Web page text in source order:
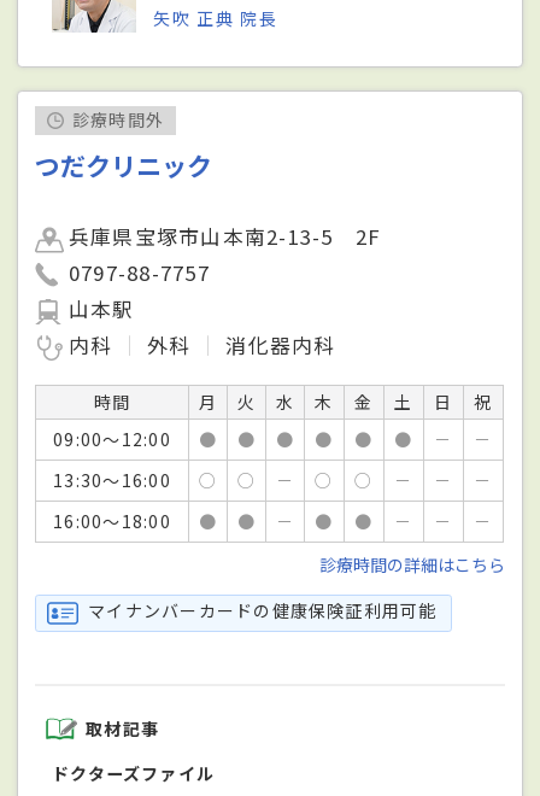
矢吹 正典 院長
診療時間外
つだクリニック
兵庫県宝塚市山本南2-13-5 2F
0797-88-7757
山本駅
内科
外科 消化器内科
時間 月 火 水 木 金 土 日
祝
09:00～12:00
● ● ● ● ● ● －
－
13:30～16:00
○ ○ － ○ ○ － －
－
16:00～18:00
● ● － ● ● － －
－
診療時間の詳細はこちら
マイナンバーカードの健康保険証利用可能
取材記事
ドクターズファイル